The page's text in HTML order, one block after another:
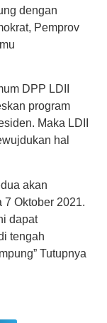
dengan
Pemprov
DPP LDII
program
Maka LDII
hal
akan
Oktober 2021.
dapat
tengah
Tutupnya